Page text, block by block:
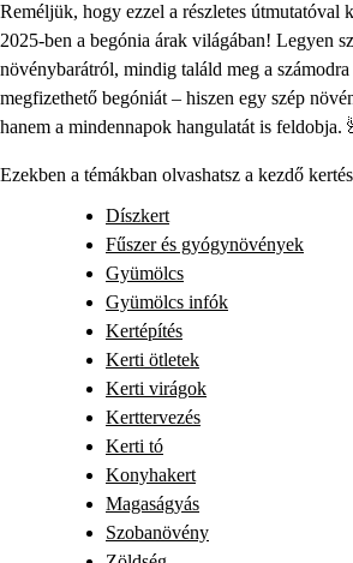
Reméljük, hogy ezzel a részletes útmutatóval
2025-ben a begónia árak világában! Legyen
növénybarátról, mindig találd meg a számodra
megfizethető begóniát – hiszen egy szép
hanem a mindennapok hangulatát is feldobja.
Ezekben a témákban olvashatsz a kezdő
Díszkert
Fűszer és gyógynövények
Gyümölcs
Gyümölcs infók
Kertépítés
Kerti ötletek
Kerti virágok
Kerttervezés
Kerti tó
Konyhakert
Magaságyás
Szobanövény